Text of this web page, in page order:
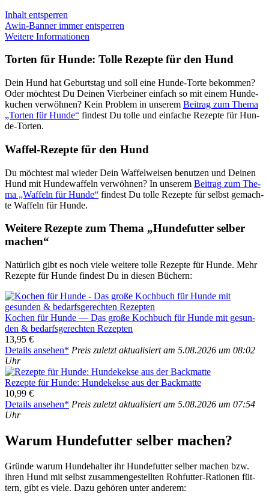
Inhalt ent­sper­ren
Awin-Ban­ner immer ent­sper­ren
Wei­te­re Infor­ma­tio­nen
Tor­ten für Hun­de: Tol­le Rezep­te für den Hund
Dein Hund hat Geburts­tag und soll eine Hun­de-Tor­te bekom­men?
Oder möch­test Du Dei­nen Vier­bei­ner ein­fach so mit einem Hun­de­
ku­chen ver­wöh­nen? Kein Pro­blem in unse­rem Bei­trag zum The­ma
„Tor­ten für Hun­de“ fin­dest Du tol­le und ein­fa­che Rezep­te für Hun­
de-Tor­ten.
Waf­fel-Rezep­te für den Hund
Du möch­test mal wie­der Dein Waf­fel­wei­sen benut­zen und Dei­nen
Hund mit Hun­de­waf­feln ver­wöh­nen? In unse­rem Bei­trag zum The­
ma „Waf­feln für Hun­de“ fin­dest Du tol­le Rezep­te für selbst gemach­
te Waf­feln für Hun­de.
Wei­te­re Rezep­te zum The­ma „Hun­de­fut­ter sel­ber
machen“
Natür­lich gibt es noch vie­le wei­te­re tol­le Rezep­te für Hun­de. Mehr
Rezep­te für Hun­de fin­dest Du in die­sen Büchern:
Kochen für Hun­de — Das gro­ße Koch­buch für Hun­de mit gesun­
den & bedarfs­ge­rech­ten Rezep­ten
13,95 €
Details anse­hen* Preis zuletzt aktua­li­siert am 5.08.2026 um 08:02
Uhr
Rezep­te für Hun­de: Hun­de­kek­se aus der Back­mat­te
10,99 €
Details anse­hen* Preis zuletzt aktua­li­siert am 5.08.2026 um 07:54
Uhr
War­um Hun­de­fut­ter sel­ber machen?
Grün­de war­um Hun­de­hal­ter ihr Hun­de­fut­ter sel­ber machen bzw.
ihren Hund mit selbst zusam­men­ge­stell­ten Roh­fut­ter-Ratio­nen füt­
tern, gibt es vie­le. Dazu gehö­ren unter ande­rem: